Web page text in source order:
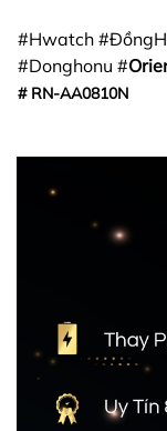
#Hwatch
#Donghonu #
# RN-AA0810N